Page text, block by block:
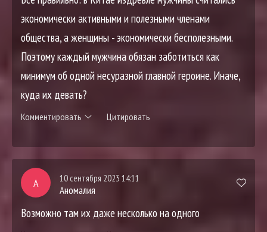
экономически активными и полезными членами
общества, а женщины - экономически бесполезными.
Поэтому каждый мужчина обязан заботиться как
минимум об одной несуразной главной героине. Иначе,
куда их девать?
Комментировать Цитировать
А 10 сентября 2023 14:11
Аномалия
Возможно там их даже несколько на одного